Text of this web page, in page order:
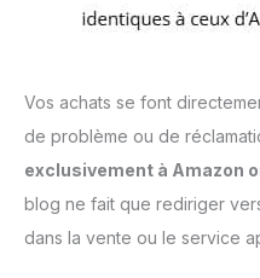
Vos achats se font
de problème ou de
exclusivement à Amazon
blog ne fait que rediriger
dans la vente ou le service